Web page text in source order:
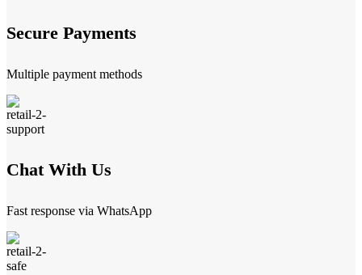
Secure Payments
Multiple payment methods
Chat With Us
Fast response via WhatsApp